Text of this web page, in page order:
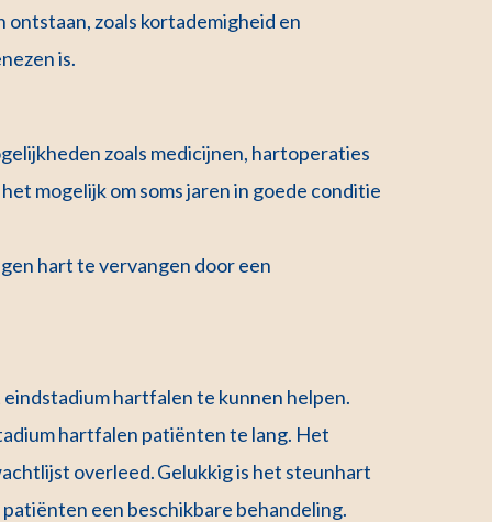
zoals kortademigheid en
is.
zoals medicijnen, hartoperaties
mogelijk om soms jaren in goede conditie
hart te vervangen door een
hartfalen te kunnen helpen.
hartfalen patiënten te lang. Het
overleed. Gelukkig is het steunhart
patiënten een beschikbare behandeling.